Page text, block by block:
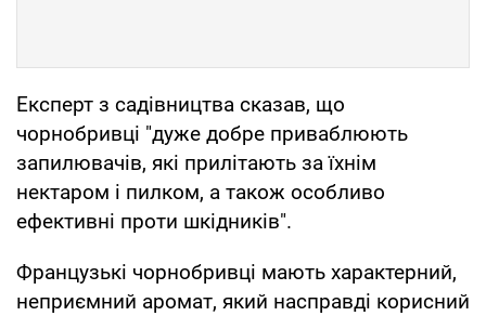
Експерт з садівництва сказав, що
чорнобривці "дуже добре приваблюють
запилювачів, які прилітають за їхнім
нектаром і пилком, а також особливо
ефективні проти шкідників".
Французькі чорнобривці мають характерний,
неприємний аромат, який насправді корисний